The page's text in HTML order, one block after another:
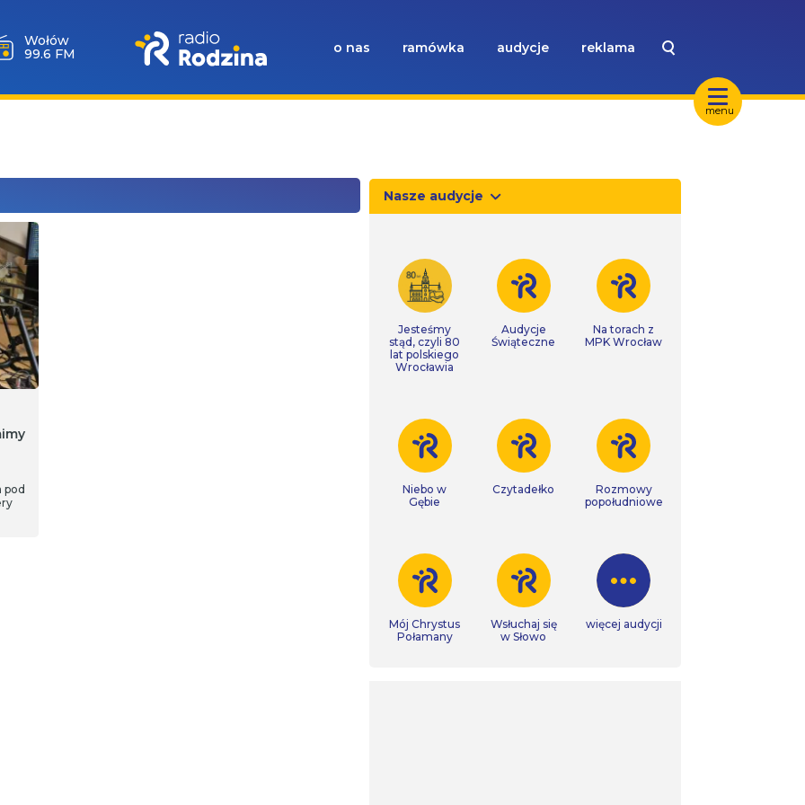
menu
Milicz
88.5 FM
o nas ramówka audycje reklama
pod
Nasze audycje
Jesteśmy
stąd, czyli 80
lat polskiego
Wrocławia
Audycje
Świąteczne
Na torach z
MPK Wrocław
Niebo w
Gębie
Czytadełko
Rozmowy
popołudniowe
Mój Chrystus
Połamany
Wsłuchaj się
w Słowo
więcej audycji